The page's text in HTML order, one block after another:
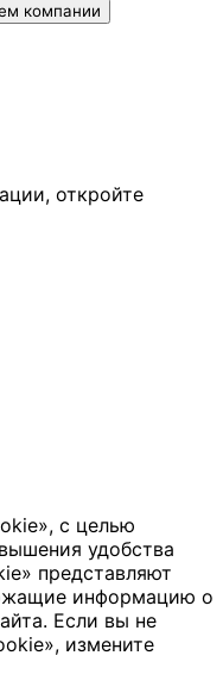
компании
откройте
с целью
удобства
представляют
информацию о
Если вы не
измените